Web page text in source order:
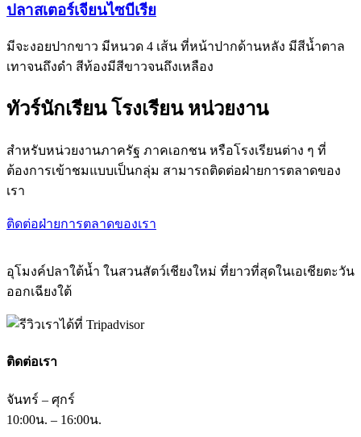
ปลาสเตอร์เจียนไซบีเรีย
มีจะงอยปากขาว มีหนวด 4 เส้น ที่หน้าปากด้านหลัง มีสีน้ำตาล
เทาจนถึงดำ สีท้องมีสีขาวจนถึงเหลือง
ทัวร์นักเรียน โรงเรียน หน่วยงาน
สำหรับหน่วยงานภาครัฐ ภาคเอกชน หรือโรงเรียนต่าง ๆ ที่
ต้องการเข้าชมแบบเป็นกลุ่ม สามารถติดต่อฝ่ายการตลาดของ
เรา
ติดต่อฝ่ายการตลาดของเรา
อุโมงค์ปลาใต้น้ำ ในสวนสัตว์เชียงใหม่ ที่ยาวที่สุดในเอเชียตะวัน
ออกเฉียงใต้
ติดต่อเรา
จันทร์ – ศุกร์
10:00น. – 16:00น.